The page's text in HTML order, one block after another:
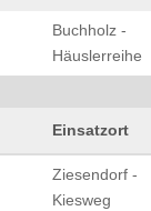
Buchholz -
Häuslerreihe
Einsatzort
Ziesendorf -
Kiesweg